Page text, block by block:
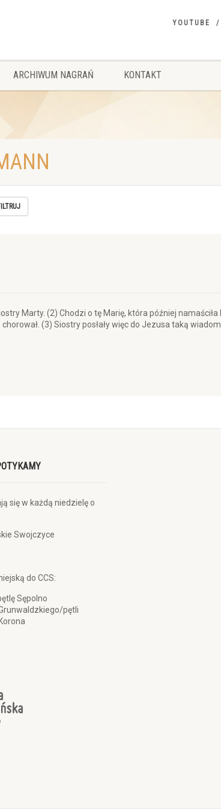
YOUTUBE
ARCHIWUM NAGRAŃ KONTAKT
Marty. (2) Chodzi o tę Marię, która później
(3) Siostry posłały więc do Jezusa taką
się w każdą niedzielę o
Swojczyce
do CCS:
Sępolno
pętli